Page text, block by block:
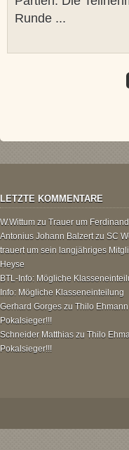
Runde ...
LETZTE KOMMENTARE
W.Wittum zu Trauer um
Antonius Johann Balzertzu SC
trauert um sein langjähriges
Heyse
BTL-Info: Mögliche
Info: Mögliche Klasseneinteilung
Gerhard Gorges zu Thilo
Pokalsieger!!!
Schneider Matthias zu Thilo
Pokalsieger!!!